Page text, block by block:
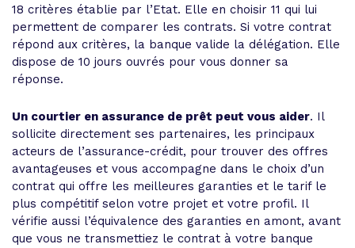
18 critères établie par l’Etat. Elle en choisir 11 qui lui
permettent de comparer les contrats. Si votre contrat
répond aux critères, la banque valide la délégation. Elle
dispose de 10 jours ouvrés pour vous donner sa
réponse.
Un courtier en assurance de prêt peut vous aider. Il
sollicite directement ses partenaires, les principaux
acteurs de l’assurance-crédit, pour trouver des offres
avantageuses et vous accompagne dans le choix d’un
contrat qui offre les meilleures garanties et le tarif le
plus compétitif selon votre projet et votre profil. Il
vérifie aussi l’équivalence des garanties en amont, avant
que vous ne transmettiez le contrat à votre banque